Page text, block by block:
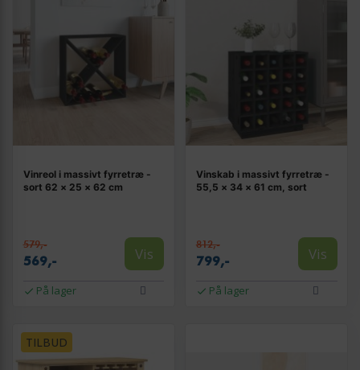
Vinreol i massivt fyrretræ -
sort 62 × 25 × 62 cm
579,-
569,- Vis
På lager
Vinskab i massivt fyrretræ -
55,5 × 34 × 61 cm, sort
812,-
799,- Vis
På lager
TILBUD